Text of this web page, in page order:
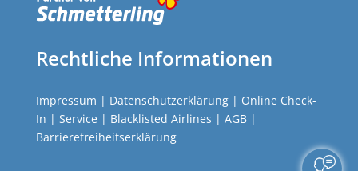
Rechtliche Informationen
Impressum | Datenschutzerklärung| Online Check-
In | Service | Blacklisted Airlines | AGB|
Barrierefreiheitserklärung